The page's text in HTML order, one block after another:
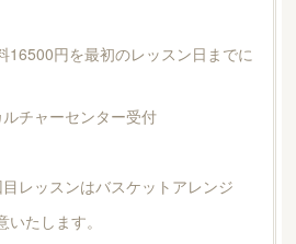
16500円を最初のレッスン日までに
チャーセンター受付
レッスンはバスケットアレンジ
たします。